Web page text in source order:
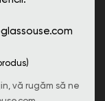
vă rugăm să ne